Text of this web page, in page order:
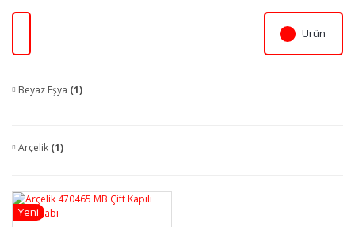
Ürün
Beyaz Eşya (1)
Arçelik (1)
Yeni